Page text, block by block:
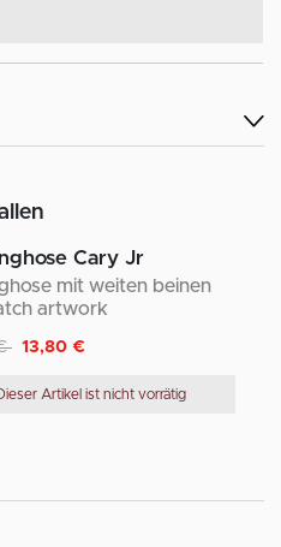
Cary Jr
mit weiten beinen
artwork
von
auf13,80 €
Artikel ist nicht vorrätig